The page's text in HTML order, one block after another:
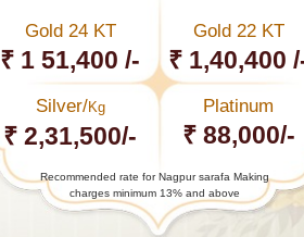
Gold 24 KT
₹ 1 51,400 /-
Gold 22 KT
₹ 1,40,400
Silver/Kg
₹ 2,31,500/-
Platinum
₹ 88,000/-
Recommended rate for Nagpur sarafa Making
charges minimum 13% and above